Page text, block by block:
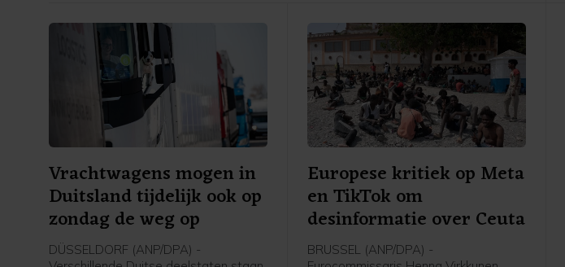
Vrachtwagens mogen in
Duitsland tijdelijk ook op
zondag de weg op
DÜSSELDORF (ANP/DPA) -
Europese kritiek op Meta
en TikTok om
desinformatie over Ceuta
BRUSSEL (ANP/DPA) -